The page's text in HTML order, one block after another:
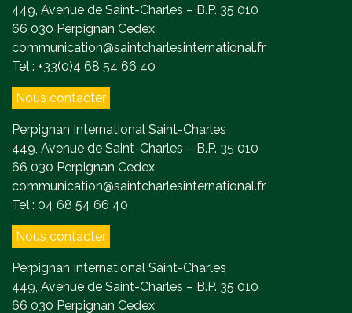
449, Avenue de Saint-Charles – B.P. 35 010
66 030 Perpignan Cedex
communication@saintcharlesinternational.fr
Tel : +33(0)4 68 54 66 40
Nous contacter
Perpignan International Saint-Charles
449, Avenue de Saint-Charles – B.P. 35 010
66 030 Perpignan Cedex
communication@saintcharlesinternational.fr
Tel : 04 68 54 66 40
Nous contacter
Perpignan International Saint-Charles
449, Avenue de Saint-Charles – B.P. 35 010
66 030 Perpignan Cedex